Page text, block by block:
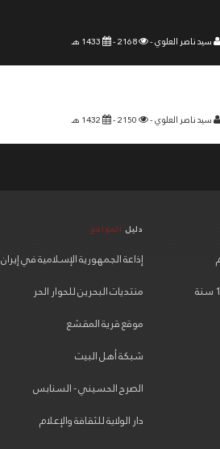
سيد ناصر العلوي -
سيد ناصر العلوي -
مضى على تأسيس الحسينية 149 سنة
دليل المواقع
إذاعة الجمهورية الإسلامية في إيران
منتديات البحرين للحوار الحر
موقع قرية المقشع
شبكة أهل البيت
الصرح الحسيني - السنابس
دار الولاية للثقافة والإعلام